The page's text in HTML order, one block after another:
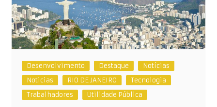
Desenvolvimento Destaque
Notícias
Noticias
RIO DE JANEIRO
Tecnologia
Trabalhadores
Utilidade Pública